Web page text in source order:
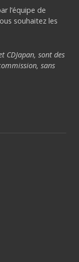
l’équipe de
souhaitez les
CDJapan, sont des
sans